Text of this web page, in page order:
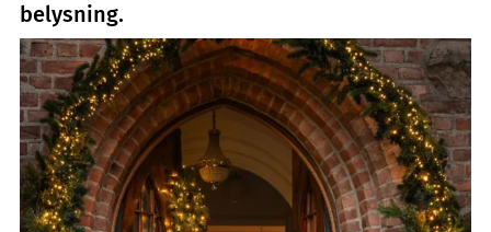
belysning.